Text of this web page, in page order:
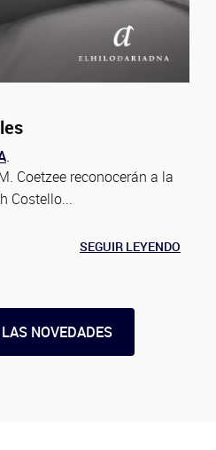
.
Coetzee reconocerán a la
Costello...
SEGUIR LEYENDO
NOVEDADES